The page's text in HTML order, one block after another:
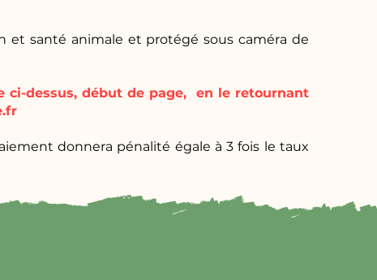
santé animale et protégé sous caméra de
ci-dessus, début de page, en le retournant
donnera pénalité égale à 3 fois le taux